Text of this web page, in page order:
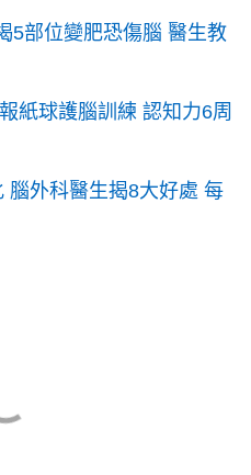
5部位變肥恐傷腦 醫生教
紙球護腦訓練 認知力6周
腦外科醫生揭8大好處 每